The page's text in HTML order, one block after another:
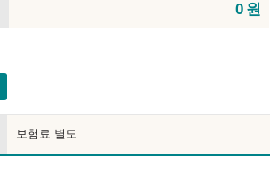
0 원
보험료 별도